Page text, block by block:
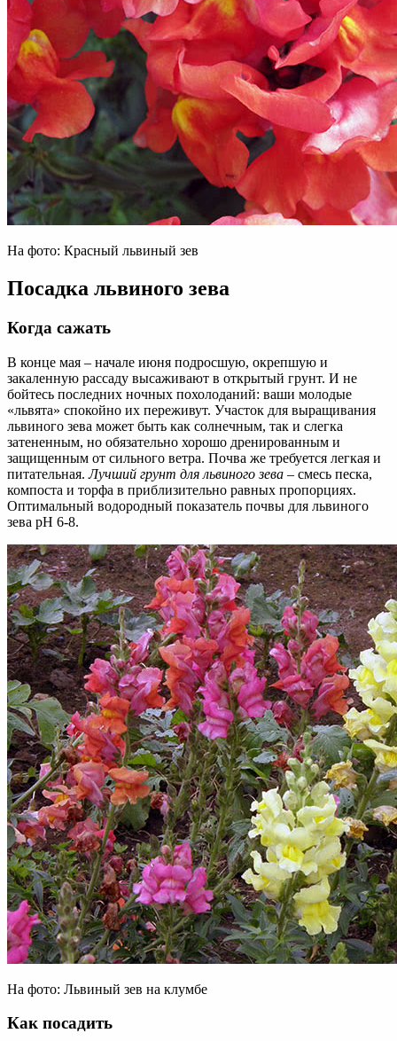
На фото: Красный львиный зев
Посадка львиного зева
Когда сажать
В конце мая – начале июня подросшую, окрепшую и
закаленную рассаду высаживают в открытый грунт. И не
бойтесь последних ночных похолоданий: ваши молодые
«львята» спокойно их переживут. Участок для выращивания
львиного зева может быть как солнечным, так и слегка
затененным, но обязательно хорошо дренированным и
защищенным от сильного ветра. Почва же требуется легкая и
питательная.Лучший грунт для львиного зева – смесь песка,
компоста и торфа в приблизительно равных пропорциях.
Оптимальный водородный показатель почвы для львиного
зева рН 6-8.
На фото: Львиный зев на клумбе
Как посадить